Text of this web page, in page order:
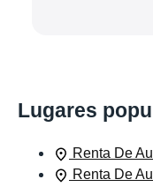
Lugares
Renta De
Renta De